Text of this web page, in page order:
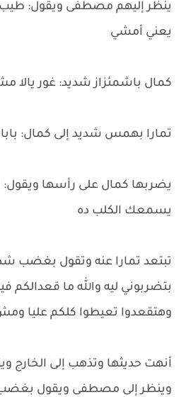
ينظر إليهم مصطفى ويقول: طيب
يعني أمشي
كمال باشمئزاز شديد: غور يالا
تمارا بهمس شديد إلى كمال: بابا
يضربها كمال على رأسها ويقول:
يسمعك الكلب ده
تبتعد تمارا عنه وتقول بغضب
بتضربوني ليه والله ما قعدالكم
وهتقعدوا تعيطوا كلكم عليا
أنهت حديثها وتذهب إلى الخارج
وينظر إلى مصطفى ويقول